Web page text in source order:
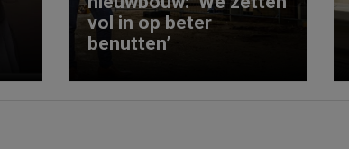
vol in op beter
benutten’